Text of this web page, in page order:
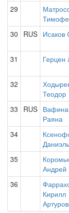
29
30 RUS Исаков
31 Герцен
32
Теодор
33 RUS Вафина
Раяна
34
Даниэль
35
Андрей
36
Кирилл